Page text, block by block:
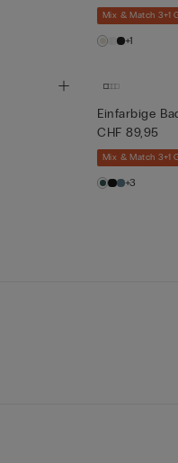
Mix & Match 3+1
+1
Einfarbige
CHF 89,95
Mix & Match 3+1
+3